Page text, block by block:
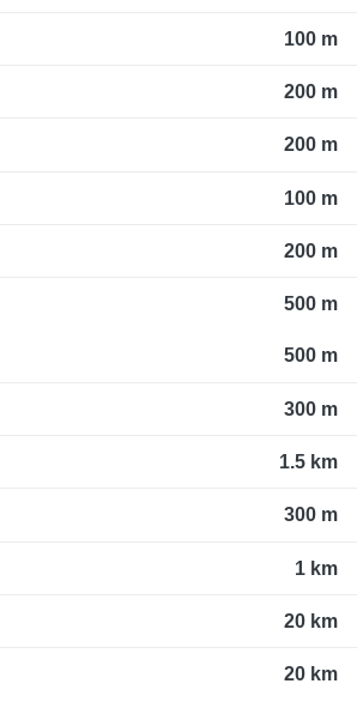
100 m
200 m
200 m
100 m
200 m
500 m
500 m
300 m
1.5 km
300 m
1 km
20 km
20 km